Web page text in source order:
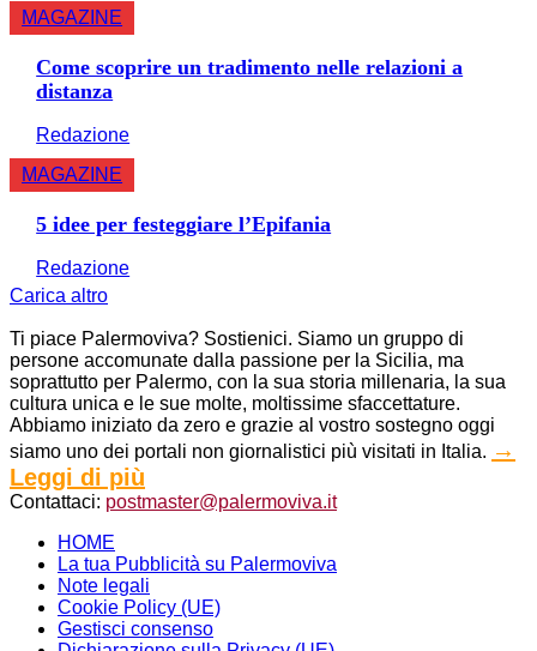
MAGAZINE
Come scoprire un tradimento nelle relazioni a
distanza
Redazione
MAGAZINE
5 idee per festeggiare l’Epifania
Redazione
Carica altro
Ti piace Palermoviva? Sostienici. Siamo un gruppo di
persone accomunate dalla passione per la Sicilia, ma
soprattutto per Palermo, con la sua storia millenaria, la sua
cultura unica e le sue molte, moltissime sfaccettature.
Abbiamo iniziato da zero e grazie al vostro sostegno oggi
siamo uno dei portali non giornalistici più visitati in Italia. →
Leggi di più
Contattaci: postmaster@palermoviva.it
HOME
La tua Pubblicità su Palermoviva
Note legali
Cookie Policy (UE)
Gestisci consenso